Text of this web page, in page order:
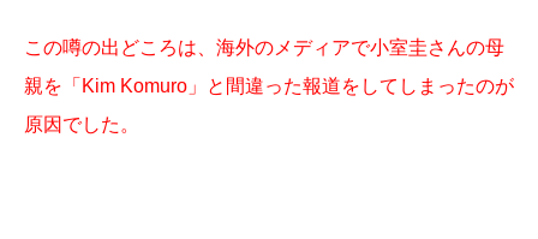
この噂の出どころは、海外のメディアで小室圭さんの母
親を「Kim Komuro」と間違った報道をしてしまったのが
原因でした。